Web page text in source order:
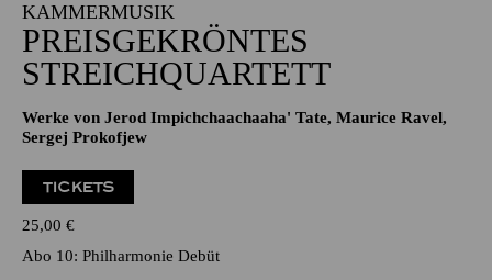
KAMMERMUSIK
PREISGEKRÖNTES
STREICHQUARTETT
Werke von Jerod Impichchaachaaha' Tate, Maurice Ravel,
Sergej Prokofjew
TICKETS
25,00 €
Abo 10: Philharmonie Debüt